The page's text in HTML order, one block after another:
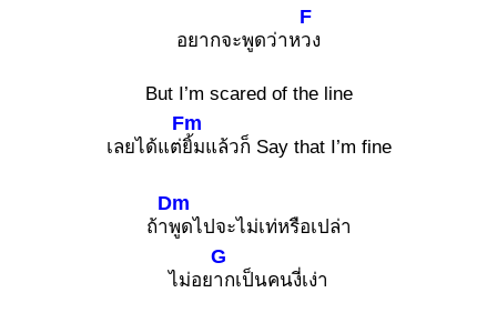
อยากจะพูดว่าห
F
วง
But I’m scared of the line
เลยได้แต่
Fm
ยิ้มแล้วก็ Say that I’m fine
ถ้า
Dm
พูดไปจะไม่เท่หรือเปล่า
ไม่อย
G
ากเป็นคนงี่เง่า